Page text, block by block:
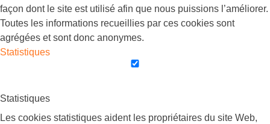
façon dont le site est utilisé afin que nous puissions l’améliorer.
Toutes les informations recueillies par ces cookies sont
agrégées et sont donc anonymes.
Statistiques
Statistiques
Les cookies statistiques aident les propriétaires du site Web,